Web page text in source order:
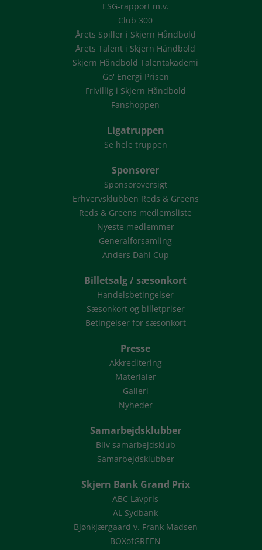
ESG-rapport m.v.
Club 300
Årets Spiller i Skjern Håndbold
Årets Talent i Skjern Håndbold
Skjern Håndbold Talentakademi
Go' Energi Prisen
Frivillig i Skjern Håndbold
Fanshoppen
Ligatruppen
Se hele truppen
Sponsorer
Sponsoroversigt
Erhvervsklubben Reds & Greens
Reds & Greens medlemsliste
Nyeste medlemmer
Generalforsamling
Anders Dahl Cup
Billetsalg / sæsonkort
Handelsbetingelser
Sæsonkort og billetpriser
Betingelser for sæsonkort
Presse
Akkreditering
Materialer
Galleri
Nyheder
Samarbejdsklubber
Bliv samarbejdsklub
Samarbejdsklubber
Skjern Bank Grand Prix
ABC Lavpris
AL Sydbank
Bjønkjærgaard v. Frank Madsen
BOXofGREEN